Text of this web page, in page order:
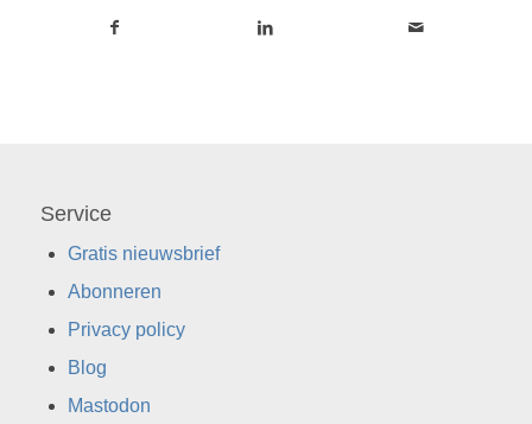
Service
Gratis nieuwsbrief
Abonneren
Privacy policy
Blog
Mastodon